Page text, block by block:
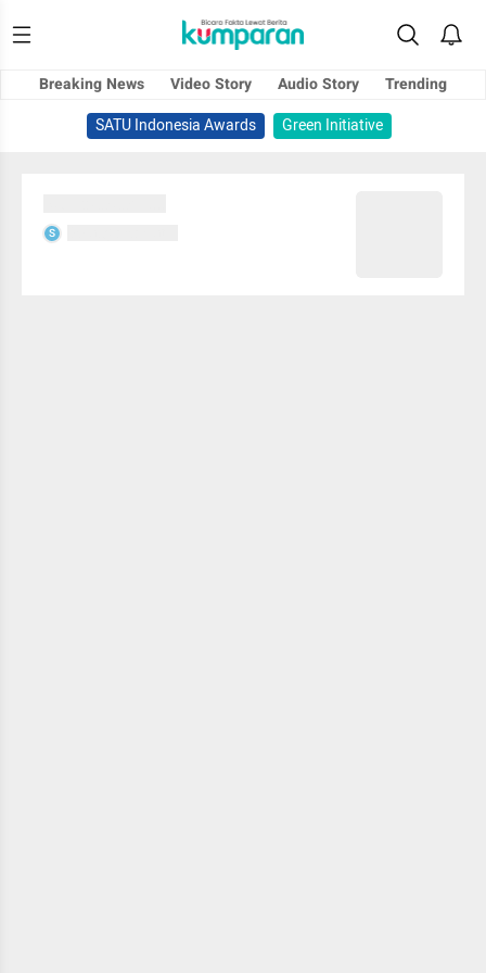
Breaking News Video Story Audio Story
Trending
SATU Indonesia Awards
Green Initiative
S